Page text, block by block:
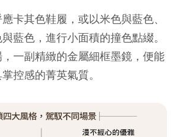
卡其色鞋履，或以米色與藍色、
藍色，進行小面積的撞色點綴。
一副精緻的金屬細框墨鏡，便能
控感的菁英氣質。